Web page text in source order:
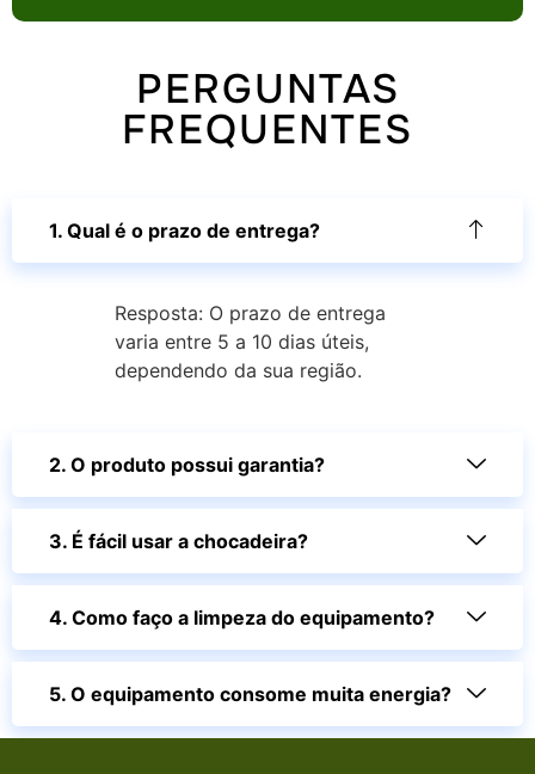
PERGUNTAS
FREQUENTES
1. Qual é o prazo de entrega?
Resposta: O prazo de entrega
varia entre 5 a 10 dias úteis,
dependendo da sua região.
2. O produto possui garantia?
3. É fácil usar a chocadeira?
4. Como faço a limpeza do equipamento?
5. O equipamento consome muita energia?